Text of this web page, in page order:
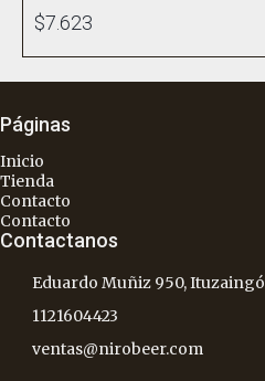
$7.623
Páginas
Inicio
Tienda
Contacto
Contacto
Contactanos
Eduardo Muñiz 950, Ituzaingó
1121604423
ventas@nirobeer.com